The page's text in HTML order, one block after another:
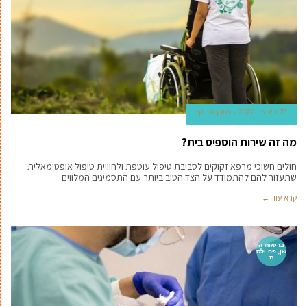
17 בינואר 2022 תוכן שיווקי
מה זה שירות הוספיס בית?
חולים חשוכי מרפא זקוקים לסביבת טיפול עוטפת ולחוויית טיפול אופטימאלית
שתעזור להם להתמודד על הצד הטוב ביותר עם התסמינים המלווים
קרא עוד ←
בריאות ה
שן, פה ולס
ת